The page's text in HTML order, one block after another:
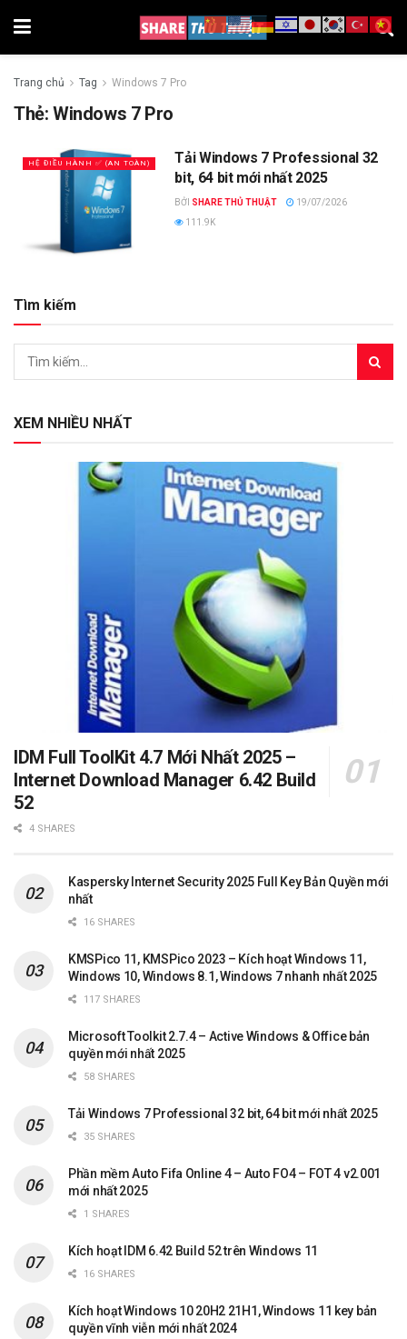
Trang chủ Tag Windows 7 Pro
Thẻ:Windows 7 Pro
HỆ ĐIỀU HÀNH ✅ (AN TOÀN)
Tải Windows 7 Professional 32
bit, 64 bit mới nhất 2025
BỞI SHARE THỦ THUẬT
19/07/2026
111.9K
Tìm kiếm
XEM NHIỀU NHẤT
IDM Full ToolKit 4.7 Mới Nhất 2025 –
Internet Download Manager 6.42 Build
52
4 SHARES
Kaspersky Internet Security 2025 Full Key Bản Quyền mới
nhất
16 SHARES
KMSPico 11, KMSPico 2023 – Kích hoạt Windows 11,
Windows 10, Windows 8.1, Windows 7 nhanh nhất 2025
117 SHARES
Microsoft Toolkit 2.7.4 – Active Windows & Office bản
quyền mới nhất 2025
58 SHARES
Tải Windows 7 Professional 32 bit, 64 bit mới nhất 2025
35 SHARES
Phần mềm Auto Fifa Online 4 – Auto FO4 – FOT 4 v2.001
mới nhất 2025
1 SHARES
Kích hoạt IDM 6.42 Build 52 trên Windows 11
16 SHARES
Kích hoạt Windows 10 20H2 21H1, Windows 11 key bản
quyền vĩnh viễn mới nhất 2024